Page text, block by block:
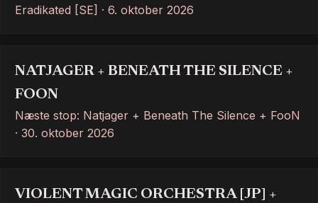
Eradikated [SE] · 6. oktober 2026
NATJAGER + BENEATH THE SILENCE +
FOON
Næste stop: Natjager + Beneath The Silence + FooN
· 30. oktober 2026
VIOLENT MAGIC ORCHESTRA [JP] +